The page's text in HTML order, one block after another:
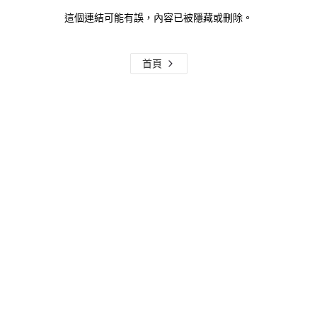
這個連結可能有誤，內容已被隱藏或刪除。
首頁